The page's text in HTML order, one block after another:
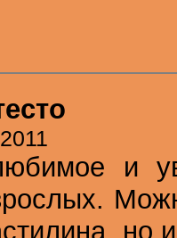
и
но